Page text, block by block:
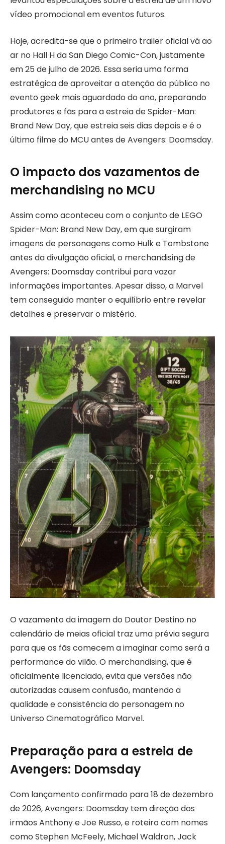
vídeo promocional em eventos futuros.
Hoje, acredita-se que o primeiro trailer oficial vá ao
ar no Hall H da San Diego Comic-Con, justamente
em 25 de julho de 2026. Essa seria uma forma
estratégica de aproveitar a atenção do público no
evento geek mais aguardado do ano, preparando
produtores e fãs para a estreia de Spider-Man:
Brand New Day, que estreia seis dias depois e é o
último filme do MCU antes de Avengers: Doomsday.
O impacto dos vazamentos de
merchandising no MCU
Assim como aconteceu com o conjunto de LEGO
Spider-Man: Brand New Day, em que surgiram
imagens de personagens como Hulk e Tombstone
antes da divulgação oficial, o merchandising de
Avengers: Doomsday contribui para vazar
informações importantes. Apesar disso, a Marvel
tem conseguido manter o equilíbrio entre revelar
detalhes e preservar o mistério.
O vazamento da imagem do Doutor Destino no
calendário de meias oficial traz uma prévia segura
para que os fãs comecem a imaginar como será a
performance do vilão. O merchandising, que é
oficialmente licenciado, evita que versões não
autorizadas causem confusão, mantendo a
qualidade e consistência do personagem no
Universo Cinematográfico Marvel.
Preparação para a estreia de
Avengers: Doomsday
Com lançamento confirmado para 18 de dezembro
de 2026, Avengers: Doomsday tem direção dos
irmãos Anthony e Joe Russo, e roteiro com nomes
como Stephen McFeely, Michael Waldron, Jack